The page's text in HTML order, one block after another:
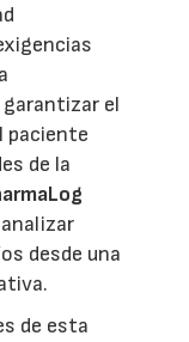
el
paciente
de la
desde una
de esta